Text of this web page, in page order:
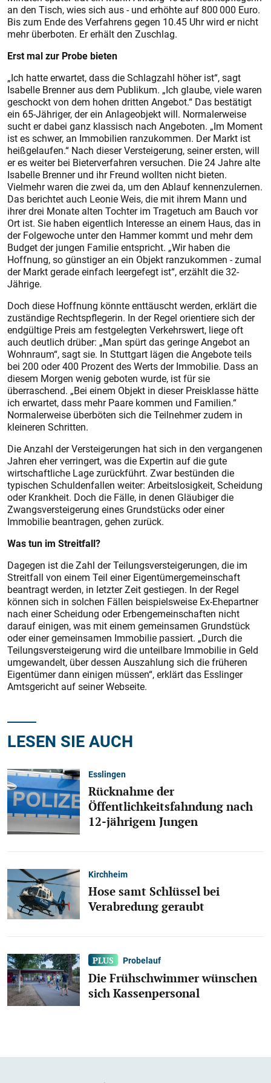
an den Tisch, wies sich aus - und erhöhte auf 800 000 Euro.
Bis zum Ende des Verfahrens gegen 10.45 Uhr wird er nicht
mehr überboten. Er erhält den Zuschlag.
Erst mal zur Probe bieten
„Ich hatte erwartet, dass die Schlagzahl höher ist“, sagt
Isabelle Brenner aus dem Publikum. „Ich glaube, viele waren
geschockt von dem hohen dritten Angebot.“ Das bestätigt
ein 65-Jähriger, der ein Anlageobjekt will. Normalerweise
sucht er dabei ganz klassisch nach Angeboten. „Im Moment
ist es schwer, an Immobilien ranzukommen. Der Markt ist
heißgelaufen.“ Nach dieser Versteigerung, seiner ersten, will
er es weiter bei Bieterverfahren versuchen. Die 24 Jahre alte
Isabelle Brenner und ihr Freund wollten nicht bieten.
Vielmehr waren die zwei da, um den Ablauf kennenzulernen.
Das berichtet auch Leonie Weis, die mit ihrem Mann und
ihrer drei Monate alten Tochter im Tragetuch am Bauch vor
Ort ist. Sie haben eigentlich Interesse an einem Haus, das in
der Folgewoche unter den Hammer kommt und mehr dem
Budget der jungen Familie entspricht. „Wir haben die
Hoffnung, so günstiger an ein Objekt ranzukommen - zumal
der Markt gerade einfach leergefegt ist“, erzählt die 32-
Jährige.
Doch diese Hoffnung könnte enttäuscht werden, erklärt die
zuständige Rechtspflegerin. In der Regel orientiere sich der
endgültige Preis am festgelegten Verkehrswert, liege oft
auch deutlich drüber: „Man spürt das geringe Angebot an
Wohnraum“, sagt sie. In Stuttgart lägen die Angebote teils
bei 200 oder 400 Prozent des Werts der Immobilie. Dass an
diesem Morgen wenig geboten wurde, ist für sie
überraschend. „Bei einem Objekt in dieser Preisklasse hätte
ich erwartet, dass mehr Paare kommen und Familien.“
Normalerweise überböten sich die Teilnehmer zudem in
kleineren Schritten.
Die Anzahl der Versteigerungen hat sich in den vergangenen
Jahren eher verringert, was die Expertin auf die gute
wirtschaftliche Lage zurückführt. Zwar bestünden die
typischen Schuldenfallen weiter: Arbeitslosigkeit, Scheidung
oder Krankheit. Doch die Fälle, in denen Gläubiger die
Zwangsversteigerung eines Grundstücks oder einer
Immobilie beantragen, gehen zurück.
Was tun im Streitfall?
Dagegen ist die Zahl der Teilungsversteigerungen, die im
Streitfall von einem Teil einer Eigentümergemeinschaft
beantragt werden, in letzter Zeit gestiegen. In der Regel
können sich in solchen Fällen beispielsweise Ex-Ehepartner
nach einer Scheidung oder Erbengemeinschaften nicht
darauf einigen, was mit einem gemeinsamen Grundstück
oder einer gemeinsamen Immobilie passiert. „Durch die
Teilungsversteigerung wird die unteilbare Immobilie in Geld
umgewandelt, über dessen Auszahlung sich die früheren
Eigentümer dann einigen müssen“, erklärt das Esslinger
Amtsgericht auf seiner Webseite.
LESEN SIE AUCH
Esslingen
Rücknahme der
Öffentlichkeitsfahndung nach
12-jährigem Jungen
Kirchheim
Hose samt Schlüssel bei
Verabredung geraubt
Probelauf
Die Frühschwimmer wünschen
sich Kassenpersonal